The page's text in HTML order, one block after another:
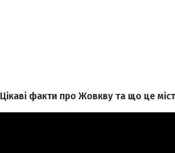
Цікаві факти про Жовкву та що це